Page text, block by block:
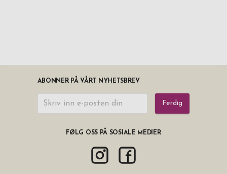
ABONNER PÅ VÅRT NYHETSBREV
Ferdig
FØLG OSS PÅ SOSIALE MEDIER